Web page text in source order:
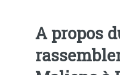
A propos